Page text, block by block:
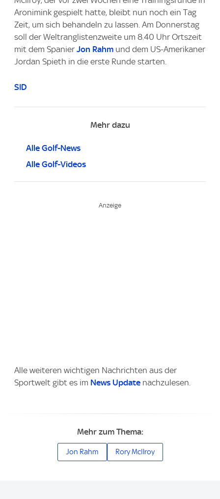
Aronimink gespielt hatte, bleibt nun noch ein Tag
Zeit, um sich behandeln zu lassen. Am Donnerstag
soll der Weltranglistenzweite um 8.40 Uhr Ortszeit
mit dem Spanier Jon Rahm und dem US-Amerikaner
Jordan Spieth in die erste Runde starten.
SID
Mehr dazu
Alle Golf-News
Alle Golf-Videos
Alle weiteren wichtigen Nachrichten aus der
Sportwelt gibt es im News Update nachzulesen.
Mehr zum Thema:
Jon Rahm Rory McIlroy